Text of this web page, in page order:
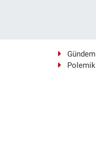
Gündem
Polemik